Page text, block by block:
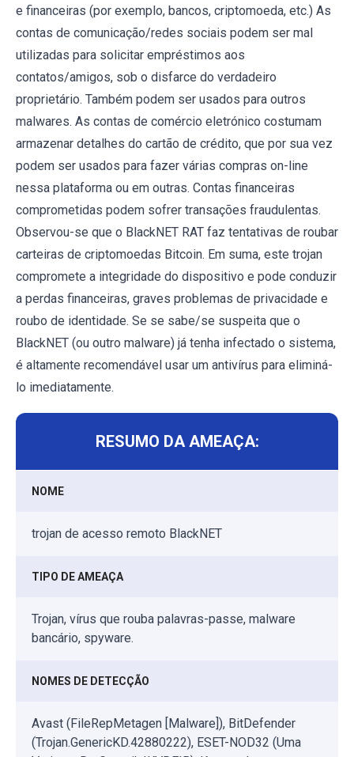
e financeiras (por exemplo, bancos, criptomoeda, etc.) As
contas de comunicação/redes sociais podem ser mal
utilizadas para solicitar empréstimos aos
contatos/amigos, sob o disfarce do verdadeiro
proprietário. Também podem ser usados para outros
malwares. As contas de comércio eletrónico costumam
armazenar detalhes do cartão de crédito, que por sua vez
podem ser usados para fazer várias compras on-line
nessa plataforma ou em outras. Contas financeiras
comprometidas podem sofrer transações fraudulentas.
Observou-se que o BlackNET RAT faz tentativas de roubar
carteiras de criptomoedas Bitcoin. Em suma, este trojan
compromete a integridade do dispositivo e pode conduzir
a perdas financeiras, graves problemas de privacidade e
roubo de identidade. Se se sabe/se suspeita que o
BlackNET (ou outro malware) já tenha infectado o sistema,
é altamente recomendável usar um antivírus para eliminá-
lo imediatamente.
RESUMO DA AMEAÇA:
NOME
trojan de acesso remoto BlackNET
TIPO DE AMEAÇA
Trojan, vírus que rouba palavras-passe, malware
bancário, spyware.
NOMES DE DETECÇÃO
Avast (FileRepMetagen [Malware]), BitDefender
(Trojan.GenericKD.42880222), ESET-NOD32 (Uma